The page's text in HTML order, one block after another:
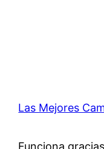
Las Mejores
Funciona